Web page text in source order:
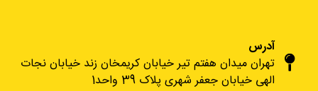
آدرس
تهران میدان هفتم تیر خیابان کریمخان زند خیابان نجات
الهی خیابان جعفر شهری پلاک 39 واحد1